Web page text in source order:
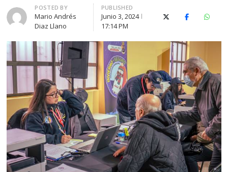
Author
POSTED BY
Mario Andrés
Diaz Llano
PUBLISHED
Junio 3, 2024
17:14 PM
X (Twitter)Facebook